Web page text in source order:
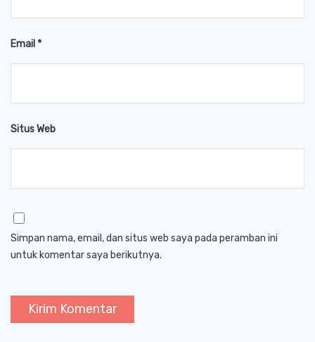
Email *
Situs Web
Simpan nama, email, dan situs web saya pada peramban ini
untuk komentar saya berikutnya.